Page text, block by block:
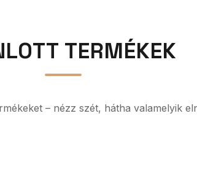
TERMÉKEK
– nézz szét, hátha valamelyik